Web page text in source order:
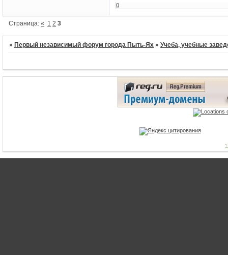
0
Страница:« 1 2 3
» Первый независимый форум города Пыть-Ях »Учеба, учебные